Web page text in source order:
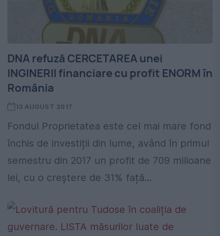
DNA refuză CERCETAREA unei
INGINERII financiare cu profit ENORM în
România
13 AUGUST 2017
Fondul Proprietatea este cel mai mare fond
închis de investiții din lume, având în primul
semestru din 2017 un profit de 709 milioane
lei, cu o creștere de 31% față...